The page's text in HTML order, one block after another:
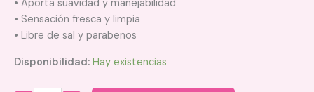
• Aporta suavidad y manejabilidad
• Sensación fresca y limpia
• Libre de sal y parabenos
Disponibilidad: Hay existencias